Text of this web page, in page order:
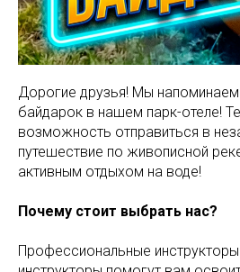
Дорогие друзья! Мы
байдарок в нашем парк-отеле!
возможность отправиться в
путешествие по живописной
активным отдыхом на воде!
Почему стоит выбрать нас?
Профессиональные